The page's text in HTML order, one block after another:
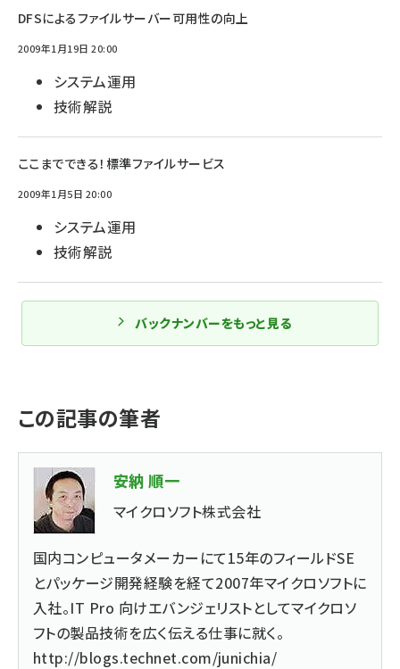
DFSによるファイルサーバー可用性の向上
2009年1月19日 20:00
システム運用
技術解説
ここまでできる！標準ファイルサービス
2009年1月5日 20:00
システム運用
技術解説
バックナンバーをもっと見る
この記事の筆者
安納 順一
マイクロソフト株式会社
国内コンピュータメーカーにて15年のフィールドSE
とパッケージ開発経験を経て2007年マイクロソフトに
入社。IT Pro 向けエバンジェリストとしてマイクロソ
フトの製品技術を広く伝える仕事に就く。
http://blogs.technet.com/junichia/